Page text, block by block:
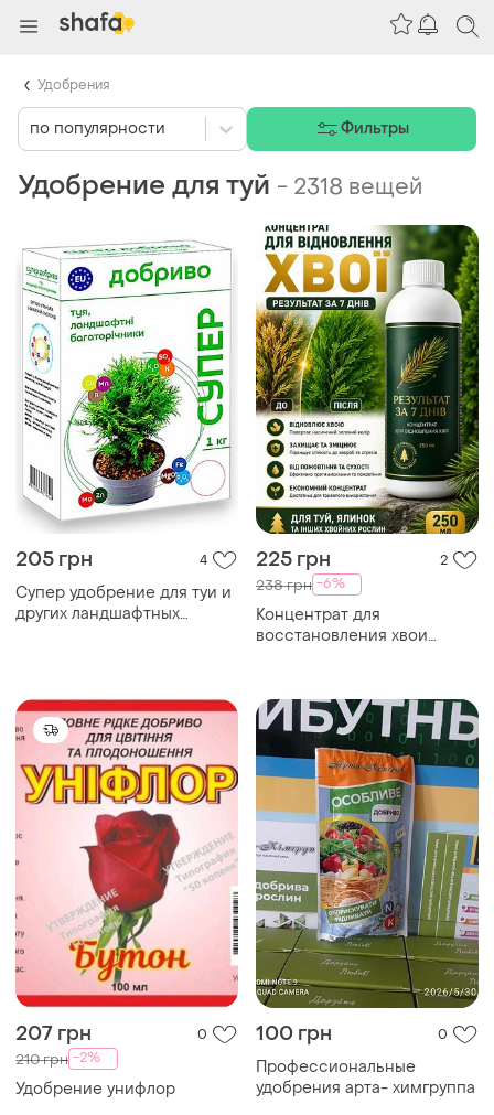
Удобрение для туй - 2318 вещей
205 грн 4
Супер удобрение для туи и
других ландшафтных
225 грн 2
238 грн -6%
Концентрат для
восстановления хвои
и елей
207 грн 0
210 грн -2%
Удобрение унифлор
100 грн 0
Профессиональные
удобрения арта- химгруппа
по популярности Фильтры
Удобрения